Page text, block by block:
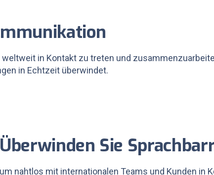
in Kontakt zu treten und
in Echtzeit überwindet.
Überwinden Sie
um nahtlos mit internationalen Teams und Kunden in